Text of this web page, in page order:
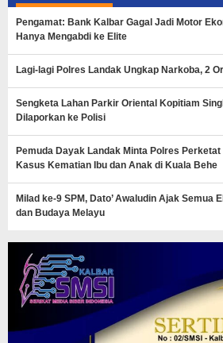
Pengamat: Bank Kalbar Gagal Jadi Motor
Hanya Mengabdi ke Elite
Lagi-lagi Polres Landak Ungkap Narkoba, 2
Sengketa Lahan Parkir Oriental Kopitiam
Dilaporkan ke Polisi
Pemuda Dayak Landak Minta Polres
Kasus Kematian Ibu dan Anak di Kuala Behe
Milad ke-9 SPM, Dato’ Awaludin Ajak Semua
dan Budaya Melayu